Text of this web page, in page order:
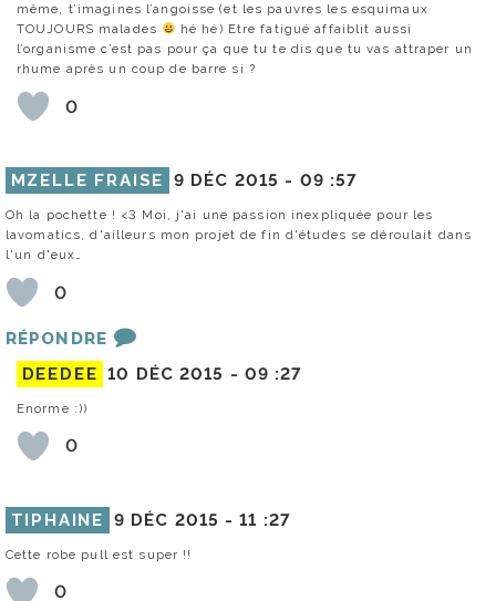
même, t’imagines l’angoisse (et les pauvres les esquimaux
TOUJOURS malades
hé hé) Etre fatigué affaiblit aussi
l’organisme c’est pas pour ça que tu te dis que tu vas attraper un
rhume après un coup de barre si ?
0
MZELLE FRAISE 9 DÉC 2015 - 09 :57
Oh la pochette ! <3 Moi, j'ai une passion inexpliquée pour les
lavomatics, d'ailleurs mon projet de fin d'études se déroulait dans
l'un d'eux…
0
RÉPONDRE
DEEDEE 10 DÉC 2015 - 09 :27
Enorme :))
0
TIPHAINE 9 DÉC 2015 -11 :27
Cette robe pull est super !!
0